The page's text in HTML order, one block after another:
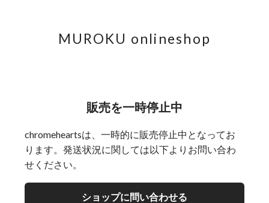
MUROKU onlineshop
販売を一時停止中
chromeheartsは、一時的に販売停止中となってお
ります。発送状況に関しては以下よりお問い合わ
せください。
ショップに問い合わせる